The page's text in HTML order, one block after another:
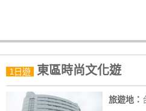
1日遊 東區時尚文化遊
旅遊地：